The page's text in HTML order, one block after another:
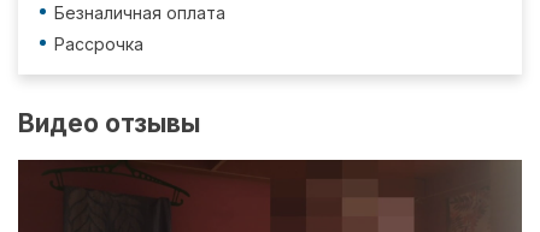
Безналичная оплата
Рассрочка
Видео отзывы